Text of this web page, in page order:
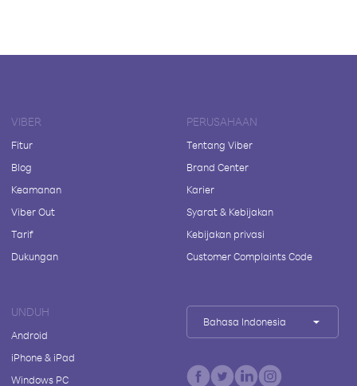
VIBER
Fitur
Blog
Keamanan
Viber Out
Tarif
Dukungan
PERUSAHAAN
Tentang Viber
Brand Center
Karier
Syarat & Kebijakan
Kebijakan privasi
Customer Complaints Code
UNDUH
Android
iPhone & iPad
Windows PC
Bahasa Indonesia